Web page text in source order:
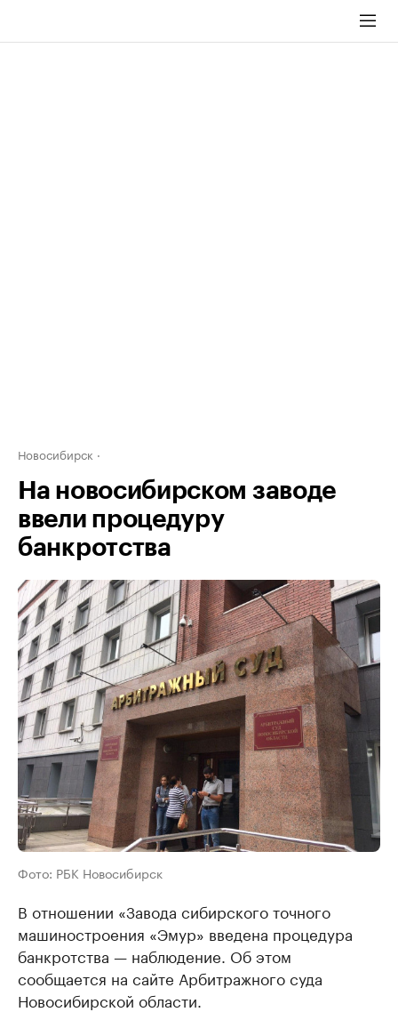
Новосибирск
На новосибирском заводе
ввели процедуру
банкротства
Фото: РБК Новосибирск
В отношении «Завода сибирского точного
машиностроения «Эмур» введена процедура
банкротства — наблюдение. Об этом
сообщается на сайте Арбитражного суда
Новосибирской области.